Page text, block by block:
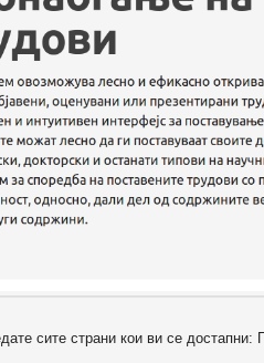
сите страни кои ви се